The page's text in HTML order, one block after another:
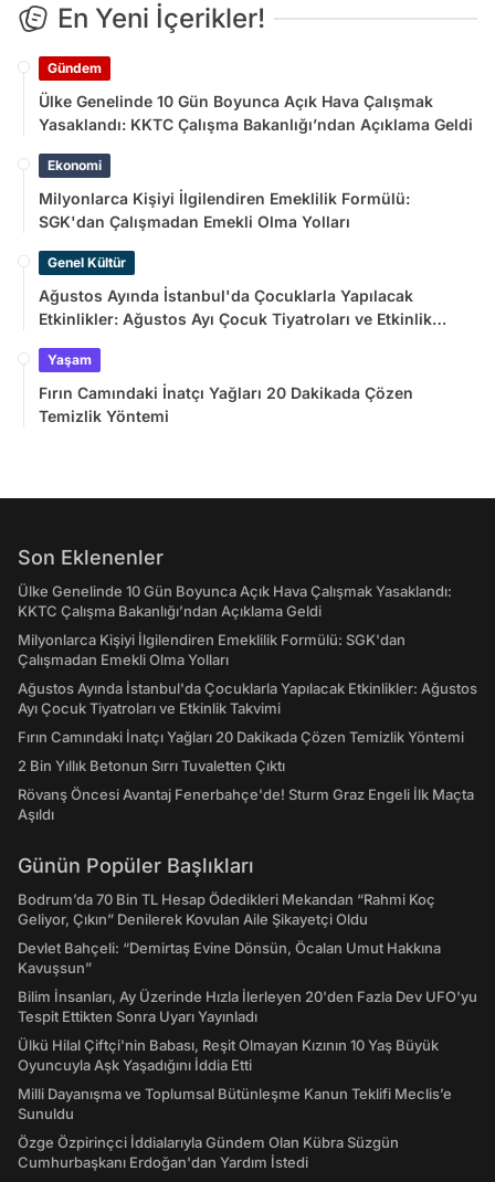
En Yeni İçerikler!
Gündem
Ülke Genelinde 10 Gün Boyunca Açık Hava Çalışmak
Yasaklandı: KKTC Çalışma Bakanlığı’ndan Açıklama Geldi
Ekonomi
Milyonlarca Kişiyi İlgilendiren Emeklilik Formülü:
SGK'dan Çalışmadan Emekli Olma Yolları
Genel Kültür
Ağustos Ayında İstanbul'da Çocuklarla Yapılacak
Etkinlikler: Ağustos Ayı Çocuk Tiyatroları ve Etkinlik
Yaşam
Fırın Camındaki İnatçı Yağları 20 Dakikada Çözen
Temizlik Yöntemi
Son Eklenenler
Ülke Genelinde 10 Gün Boyunca Açık Hava Çalışmak Yasaklandı:
KKTC Çalışma Bakanlığı’ndan Açıklama Geldi
Milyonlarca Kişiyi İlgilendiren Emeklilik Formülü: SGK'dan
Çalışmadan Emekli Olma Yolları
Ağustos Ayında İstanbul'da Çocuklarla Yapılacak Etkinlikler: Ağustos
Ayı Çocuk Tiyatroları ve Etkinlik Takvimi
Fırın Camındaki İnatçı Yağları 20 Dakikada Çözen Temizlik Yöntemi
2 Bin Yıllık Betonun Sırrı Tuvaletten Çıktı
Rövanş Öncesi Avantaj Fenerbahçe'de! Sturm Graz Engeli İlk Maçta
Aşıldı
Günün Popüler Başlıkları
Bodrum’da 70 Bin TL Hesap Ödedikleri Mekandan “Rahmi Koç
Geliyor, Çıkın” Denilerek Kovulan Aile Şikayetçi Oldu
Devlet Bahçeli: “Demirtaş Evine Dönsün, Öcalan Umut Hakkına
Kavuşsun”
Bilim İnsanları, Ay Üzerinde Hızla İlerleyen 20'den Fazla Dev UFO'yu
Tespit Ettikten Sonra Uyarı Yayınladı
Ülkü Hilal Çiftçi'nin Babası, Reşit Olmayan Kızının 10 Yaş Büyük
Oyuncuyla Aşk Yaşadığını İddia Etti
Milli Dayanışma ve Toplumsal Bütünleşme Kanun Teklifi Meclis’e
Sunuldu
Özge Özpirinçci İddialarıyla Gündem Olan Kübra Süzgün
Cumhurbaşkanı Erdoğan'dan Yardım İstedi